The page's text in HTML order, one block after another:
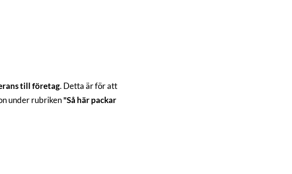
till företag. Detta är för att
under rubriken"Så här packar